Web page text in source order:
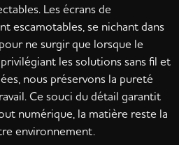
Les écrans de
escamotables, se nichant dans
ne surgir que lorsque le
les solutions sans fil et
nous préservons la pureté
Ce souci du détail garantit
numérique, la matière reste la
environnement.